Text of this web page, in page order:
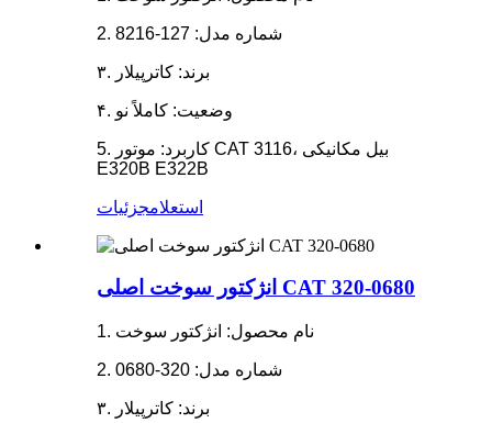
2. شماره مدل: 127-8216
۳. برند: کاترپیلار
۴. وضعیت: کاملاً نو
5. کاربرد: موتور CAT 3116، بیل مکانیکی
E320B E322B
استعلامجزئیات
انژکتور سوخت اصلی CAT 320-0680
1. نام محصول: انژکتور سوخت
2. شماره مدل: 320-0680
۳. برند: کاترپیلار